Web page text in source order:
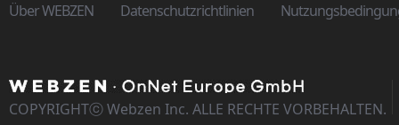
Über WEBZEN Datenschutzrichtlinien
COPYRIGHTⓒ Webzen Inc. ALLE RECHTE VORBEHALTEN.